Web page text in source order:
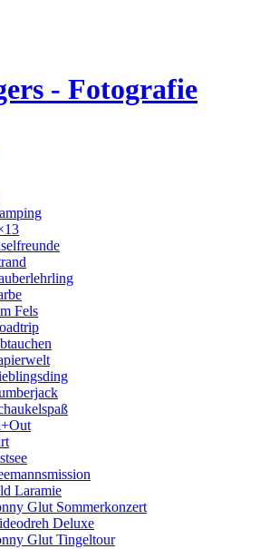
- Fotografie
Fels
Laramie
Glut Sommerkonzert
Deluxe
Glut Tingeltour